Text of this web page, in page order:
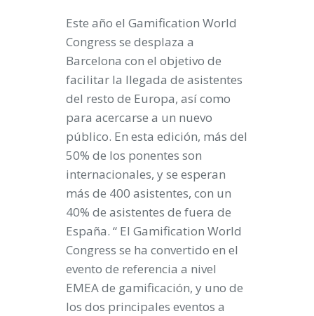
Este año el Gamification World
Congress se desplaza a
Barcelona con el objetivo de
facilitar la llegada de asistentes
del resto de Europa, así como
para acercarse a un nuevo
público. En esta edición, más del
50% de los ponentes son
internacionales, y se esperan
más de 400 asistentes, con un
40% de asistentes de fuera de
España. “ El Gamification World
Congress se ha convertido en el
evento de referencia a nivel
EMEA de gamificación, y uno de
los dos principales eventos a